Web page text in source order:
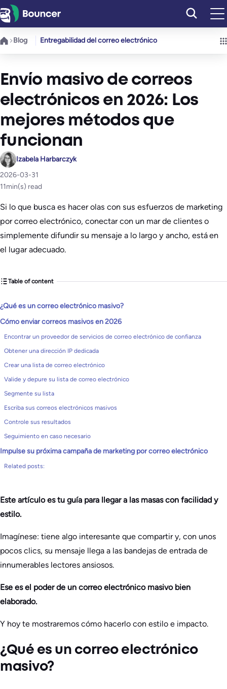
Saltar
al
contenido
Blog Entregabilidad del correo electrónico
Envío masivo de correos
electrónicos en 2026: Los
mejores métodos que
funcionan
Izabela Harbarczyk
2026-03-31
11min(s) read
​Si lo que busca es hacer olas con sus esfuerzos de marketing
por correo electrónico, conectar con un mar de clientes o
simplemente difundir su mensaje a lo largo y ancho, está en
el lugar adecuado.
Table of content
¿Qué es un correo electrónico masivo?
Cómo enviar correos masivos en 2026
Encontrar un proveedor de servicios de correo electrónico de confianza
Obtener una dirección IP dedicada
Crear una lista de correo electrónico
Valide y depure su lista de correo electrónico
Segmente su lista
Escriba sus correos electrónicos masivos
Controle sus resultados
Seguimiento en caso necesario
Impulse su próxima campaña de marketing por correo electrónico
Related posts:
Este artículo es tu guía para llegar a las masas con facilidad y
estilo.
Imagínese: tiene algo interesante que compartir y, con unos
pocos clics, su mensaje llega a las bandejas de entrada de
innumerables lectores ansiosos.
Ese es el poder de un correo electrónico masivo bien
elaborado.
Y hoy te mostraremos cómo hacerlo con estilo e impacto.
¿Qué es un correo electrónico
masivo?